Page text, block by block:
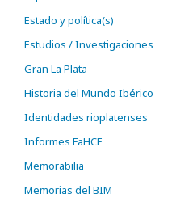
Estado y política(s)
Estudios / Investigaciones
Gran La Plata
Historia del Mundo Ibérico
Identidades rioplatenses
Informes FaHCE
Memorabilia
Memorias del BIM